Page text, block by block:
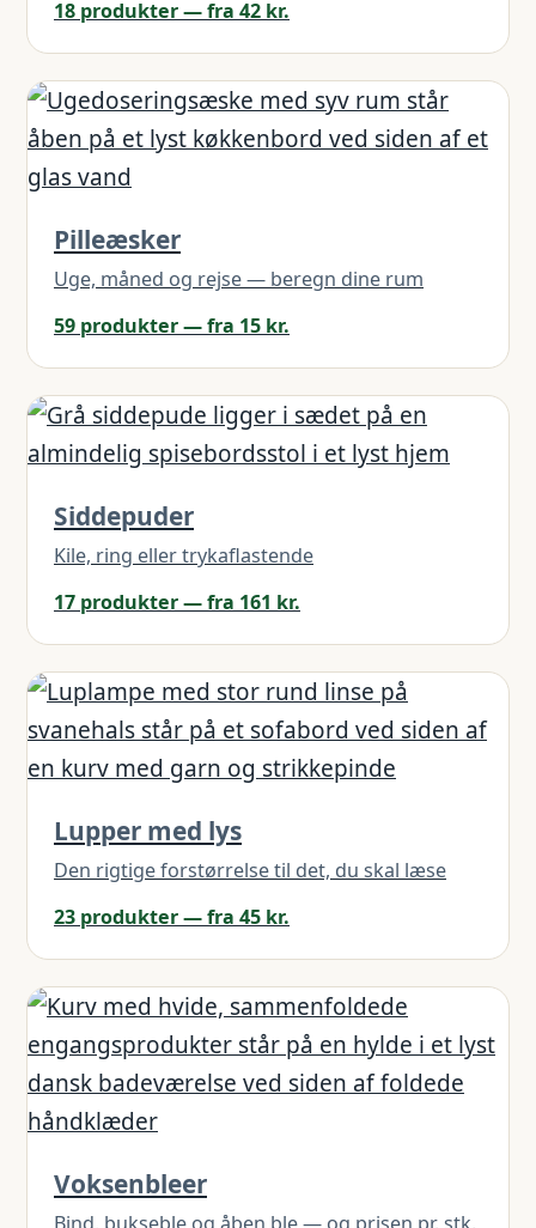
18 produkter — fra 42 kr.
Pilleæsker
Uge, måned og rejse — beregn dine rum
59 produkter — fra 15 kr.
Siddepuder
Kile, ring eller trykaflastende
17 produkter — fra 161 kr.
Lupper med lys
Den rigtige forstørrelse til det, du skal læse
23 produkter — fra 45 kr.
Voksenbleer